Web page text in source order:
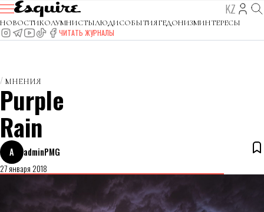
KZ
НОВОСТИКОЛУМНИСТЫЛЮДИСОБЫТИЯГЕДОНИЗМИНТЕРЕСЫ
ЧИТАТЬ ЖУРНАЛЫ
МНЕНИЯ
Purple
Rain
A
adminPMG
27 января 2018